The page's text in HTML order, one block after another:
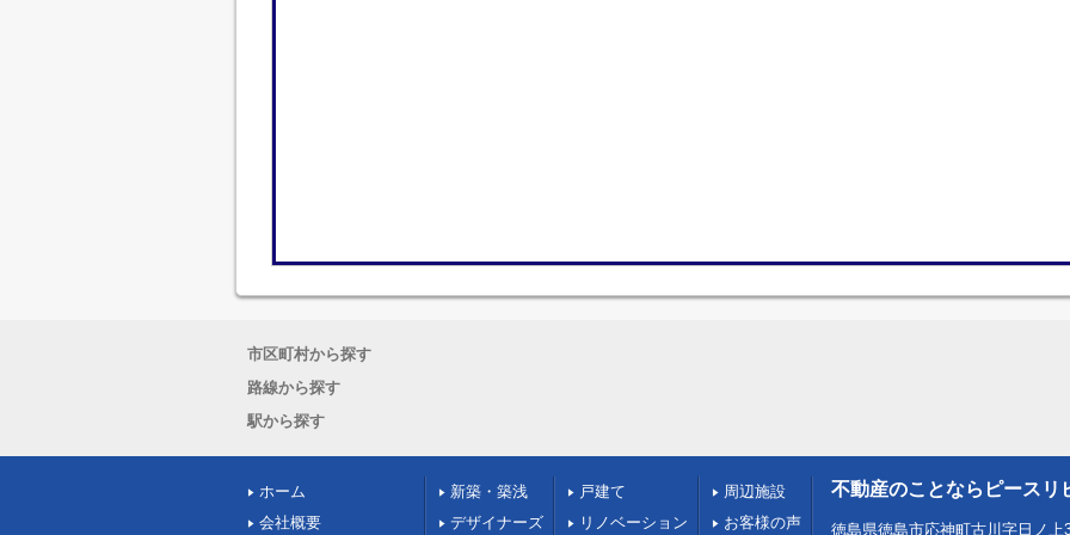
市区町村から探す
路線から探す
駅から探す
ホーム
会社概要
新築・築浅
デザイナーズ
戸建て
リノベーション
周辺施設
お客様の声
不動産のことならピースリ
徳島県徳島市応神町古川字日ノ上